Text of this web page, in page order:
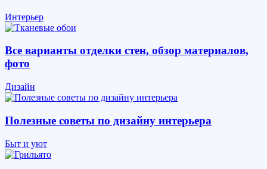
Интерьер
Все варианты отделки стен, обзор материалов,
фото
Дизайн
Полезные советы по дизайну интерьера
Быт и уют